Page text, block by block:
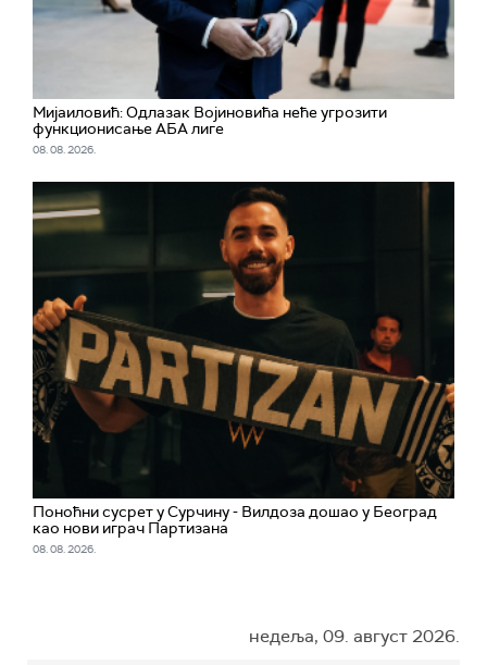
Мијаиловић: Одлазак Војиновића неће угрозити
функционисање АБА лиге
08. 08. 2026.
Поноћни сусрет у Сурчину - Вилдоза дошао у Београд
као нови играч Партизана
08. 08. 2026.
недеља, 09. август 2026.